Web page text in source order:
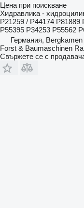
Цена при поискване
Хидравлика -
P21259 / P44174 P81889
P55395 P34253 P55562
Германия, Bergkamen
Forst & Baumaschinen
Свържете се с